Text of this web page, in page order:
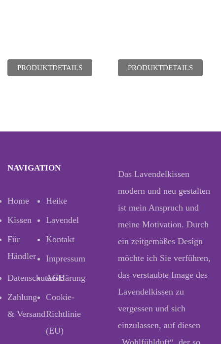
PRODUKTDETAILS PRODUKTDETAILS
NAVIGATION
Home
Heike
Kissen
Lavendel
Für
Händler
Kontakt
Impressum
Datenschutzerklärung
AGB
Zahlung
& Versand
Cookie-
Richtlinie
(EU)
Das Lavendelkissen
modern und neu gestalten
ist mein Anspruch und
meine Motivation. Durch
ein zeitgemäßes Design
möchte ich Sie verführen,
das verstaubte Image des
Lavendelkissen zu
vergessen und sich
einzulassen, auf diesen
„Wohlfühlduft“, der so